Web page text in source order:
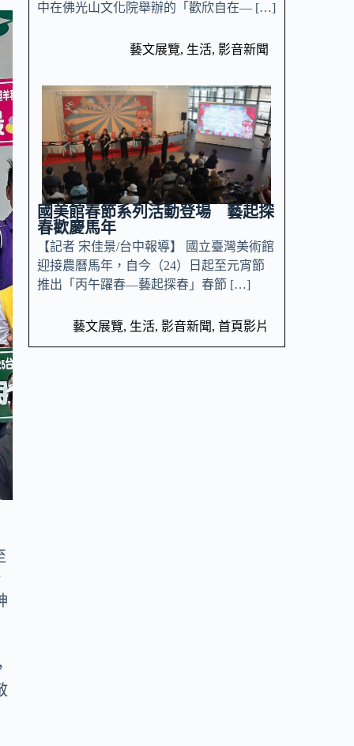
中在佛光山文化院舉辦的「歡欣自在— […]
藝文展覽, 生活, 影音新聞
國美館春節系列活動登場 藝起探
春歡慶馬年
【記者 宋佳景/台中報導】 國立臺灣美術館
迎接農曆馬年，自今（24）日起至元宵節
推出「丙午躍春—藝起探春」春節 […]
藝文展覽, 生活, 影音新聞, 首頁影片